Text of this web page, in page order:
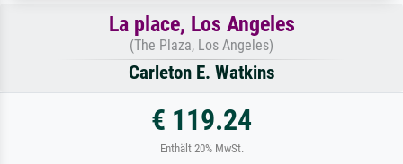
La place, Los Angeles
(The Plaza, Los Angeles)
Carleton E. Watkins
€ 119.24
Enthält 20% MwSt.